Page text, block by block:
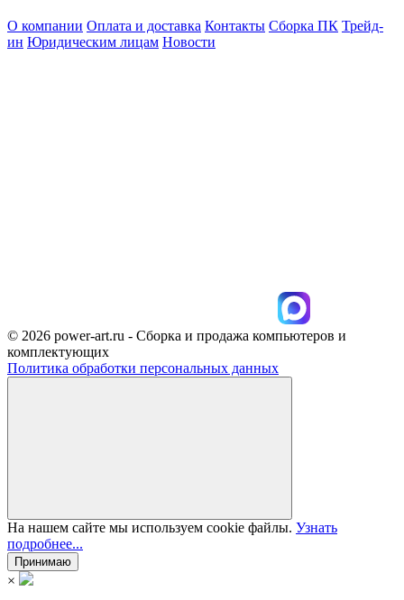
О компании Оплата и доставка Контакты Сборка ПК Трейд-
ин Юридическим лицам Новости
© 2026 power-art.ru - Сборка и продажа компьютеров и
комплектующих
Политика обработки персональных данных
На нашем сайте мы используем cookie файлы. Узнать
подробнее...
Принимаю
×